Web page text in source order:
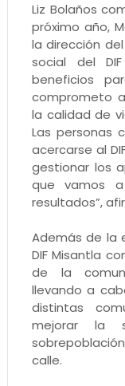
Liz Bolaños
próximo año,
la dirección
social del
beneficios
comprometo
la calidad de
Las personas
acercarse al
gestionar los
que vamos
resultados”,
Además de la
DIF Misantla
de la
llevando a
distintas
mejorar la
calle.